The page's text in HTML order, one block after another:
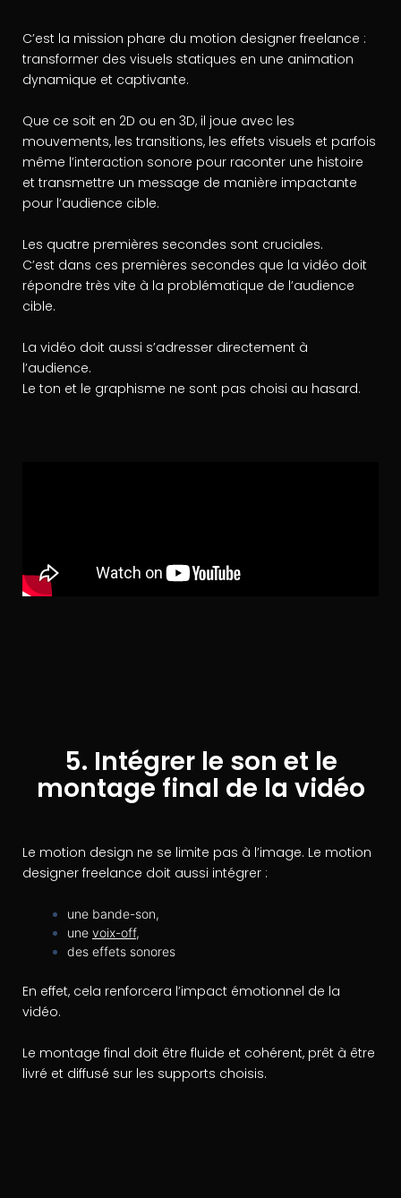
C’est la mission phare du motion designer freelance :
transformer des visuels statiques en une animation
dynamique et captivante.
Que ce soit en 2D ou en 3D, il joue avec les
mouvements, les transitions, les effets visuels et parfois
même l’interaction sonore pour raconter une histoire
et transmettre un message de manière impactante
pour l’audience cible.
Les quatre premières secondes sont cruciales.
C’est dans ces premières secondes que la vidéo doit
répondre très vite à la problématique de l’audience
cible.
La vidéo doit aussi s’adresser directement à
l’audience.
Le ton et le graphisme ne sont pas choisi au hasard.
5. Intégrer le son et le
montage final de la vidéo
Le motion design ne se limite pas à l’image. Le motion
designer freelance doit aussi intégrer :
une bande-son,
une voix-off,
des effets sonores
En effet, cela renforcera l’impact émotionnel de la
vidéo.
Le montage final doit être fluide et cohérent, prêt à être
livré et diffusé sur les supports choisis.